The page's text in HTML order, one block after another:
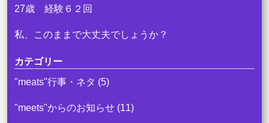
27歳 経験６２回
私、このままで大丈夫でしょうか？
カテゴリー
"meats"行事・ネタ (5)
"meets"からのお知らせ (11)